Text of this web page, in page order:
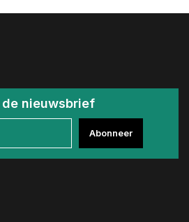
nieuwsbrief
Abonneer